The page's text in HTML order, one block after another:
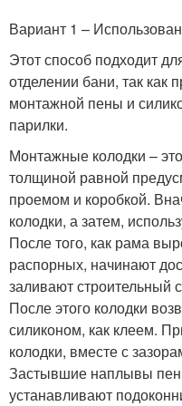
Вариант 1 –
Этот способ подходит
отделении бани, так как
монтажной пены и
парилки.
Монтажные колодки –
толщиной равной
проемом и коробкой.
колодки, а затем,
После того, как рама
распорных, начинают
заливают строительный
После этого колодки
силиконом, как клеем.
колодки, вместе с
Застывшие наплывы
устанавливают